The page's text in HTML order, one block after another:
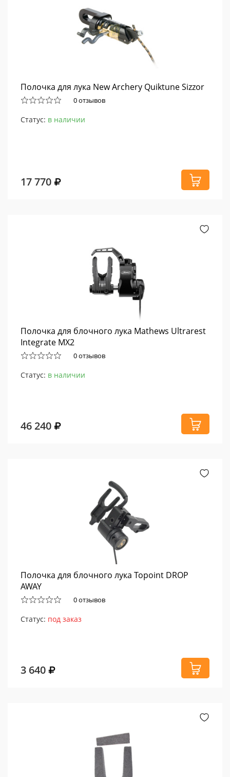
Полочка для лука New Archery Quiktune Sizzor
0 отзывов
Статус: в наличии
17 770
Полочка для блочного лука Mathews Ultrarest
Integrate MX2
0 отзывов
Статус: в наличии
46 240
Полочка для блочного лука Topoint DROP
AWAY
0 отзывов
Статус: под заказ
3 640